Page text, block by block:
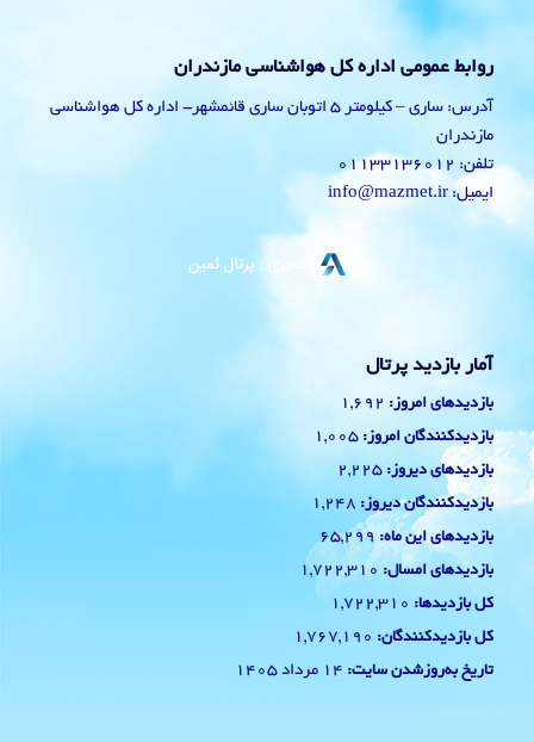
روابط عمومی اداره کل هواشناسی مازندران
آدرس: ساری – کیلومتر 5 اتوبان ساری قائمشهر- اداره کل هواشناسی
مازندران
تلفن: 01133136012
ایمیل: info@mazmet.ir
آمار بازدید پرتال
بازدیدهای امروز: 1,692
بازدیدکنندگان امروز: 1,005
بازدیدهای دیروز: 2,225
بازدیدکنندگان دیروز: 1,248
بازدیدهای این ماه: 65,299
بازدیدهای امسال: 1,722,310
کل بازدیدها: 1,722,310
کل بازدیدکنند‌گان: 1,767,190
تاریخ به‌روزشدن سایت: 14 مرداد 1405